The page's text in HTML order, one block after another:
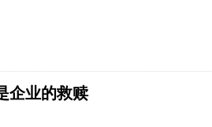
企业的救赎